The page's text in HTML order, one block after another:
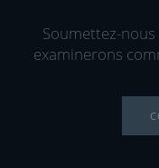
Soumettez-
examinerons